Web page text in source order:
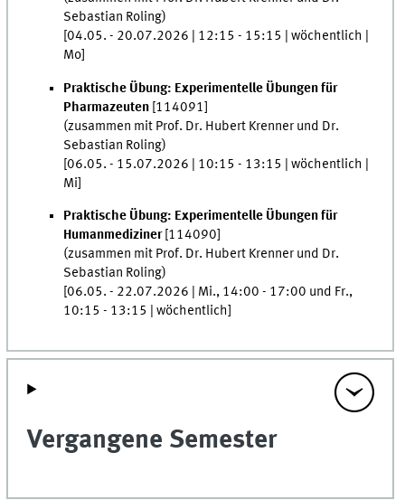
Sebastian Roling)
[04.05. - 20.07.2026 | 12:15 - 15:15 | wöchentlich |
Mo]
Praktische Übung: Experimentelle Übungen für
Pharmazeuten [114091]
(zusammen mit Prof. Dr. Hubert Krenner und Dr.
Sebastian Roling)
[06.05. - 15.07.2026 | 10:15 - 13:15 | wöchentlich |
Mi]
Praktische Übung: Experimentelle Übungen für
Humanmediziner[114090]
(zusammen mit Prof. Dr. Hubert Krenner und Dr.
Sebastian Roling)
[06.05. - 22.07.2026 | Mi., 14:00 - 17:00 und Fr.,
10:15 - 13:15 | wöchentlich]
Vergangene Semester